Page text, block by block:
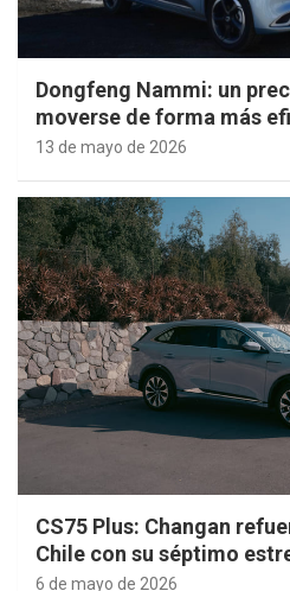
Dongfeng Nammi: un
moverse de forma más
13 de mayo de 2026
CS75 Plus: Changan
Chile con su séptimo
6 de mayo de 2026